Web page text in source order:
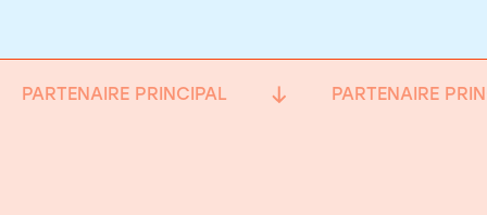
PARTENAIRE PRINCIPAL PARTENAIRE